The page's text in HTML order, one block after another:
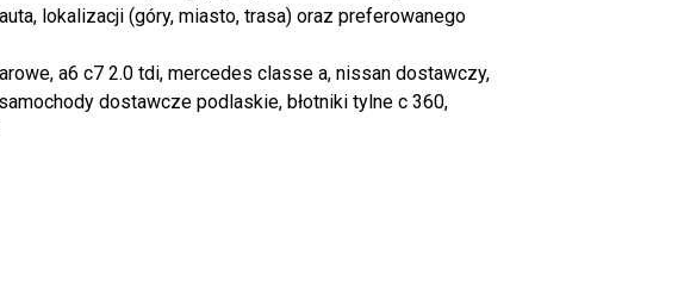
lokalizacji (góry, miasto, trasa) oraz preferowanego
a6 c7 2.0 tdi, mercedes classe a, nissan dostawczy,
dostawcze podlaskie, błotniki tylne c 360,